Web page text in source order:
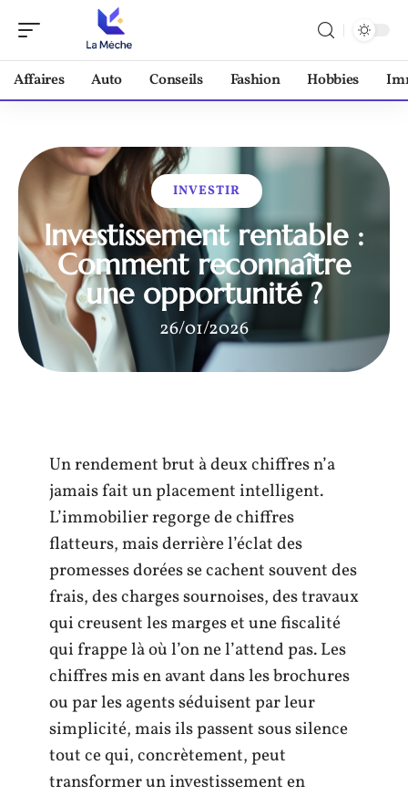
Affaires Auto Conseils Fashion Hobbies
INVESTIR
Investissement rentable :
Comment reconnaître
une opportunité ?
26/01/2026
Un rendement brut à deux chiffres n’a
jamais fait un placement intelligent.
L’immobilier regorge de chiffres
flatteurs, mais derrière l’éclat des
promesses dorées se cachent souvent des
frais, des charges sournoises, des travaux
qui creusent les marges et une fiscalité
qui frappe là où l’on ne l’attend pas. Les
chiffres mis en avant dans les brochures
ou par les agents séduisent par leur
simplicité, mais ils passent sous silence
tout ce qui, concrètement, peut
transformer un investissement en